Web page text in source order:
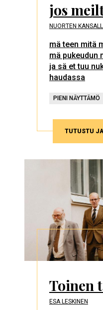
jos
NUORTEN
mä teen mitä
mä pukeudun
ja sä et tuu
haudassa
PIENI NÄYTTÄMÖ
TUTUSTU
Toinen
ESA LESKINEN